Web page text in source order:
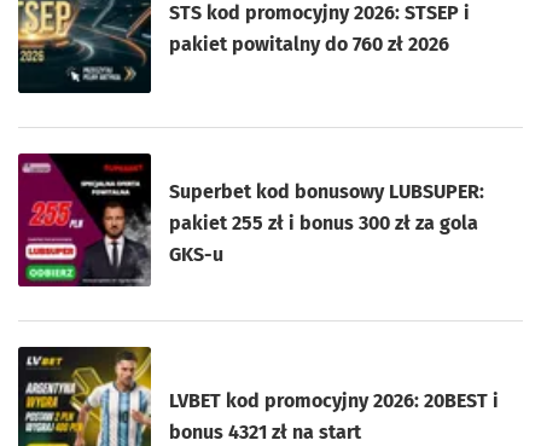
STS kod promocyjny 2026: STSEP i
pakiet powitalny do 760 zł 2026
Superbet kod bonusowy LUBSUPER:
pakiet 255 zł i bonus 300 zł za gola
GKS-u
LVBET kod promocyjny 2026: 20BEST i
bonus 4321 zł na start